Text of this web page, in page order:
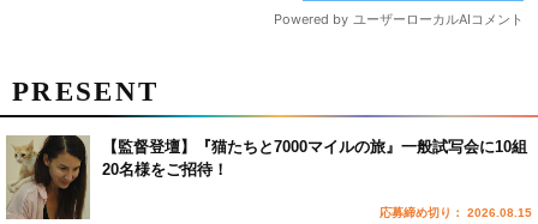
PRESENT
【監督登壇】『猫たちと7000マイルの旅』一般試写会に10組
20名様をご招待！
応募締め切り： 2026.08.15